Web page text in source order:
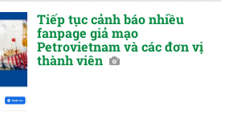
Tiếp tục cảnh báo nhiều
fanpage giả mạo
Petrovietnam và các đơn vị
thành viên